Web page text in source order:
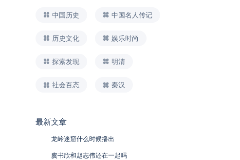
中国历史 中国名人传记
历史文化 娱乐时尚
探索发现 明清
社会百态 秦汉
最新文章
龙岭迷窟什么时候播出
虞书欣和赵志伟还在一起吗